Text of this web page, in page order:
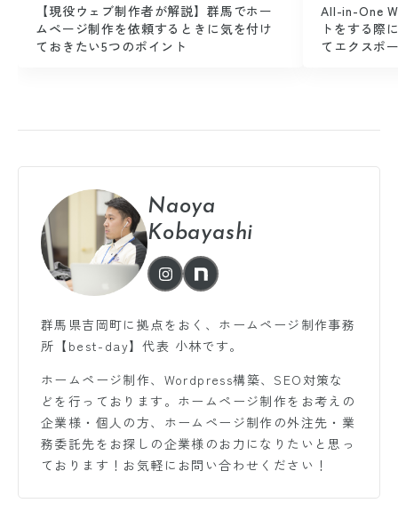
【現役ウェブ制作者が解説】群馬でホー
ムページ制作を依頼するときに気を付け
ておきたい5つのポイント
All-in-One
トをする際
てエクスポ
Naoya
Kobayashi
群馬県吉岡町に拠点をおく、ホームページ制作事務
所【best-day】代表 小林です。
ホームページ制作、Wordpress構築、SEO対策な
どを行っております。ホームページ制作をお考えの
企業様・個人の方、ホームページ制作の外注先・業
務委託先をお探しの企業様のお力になりたいと思っ
ております！お気軽にお問い合わせください！